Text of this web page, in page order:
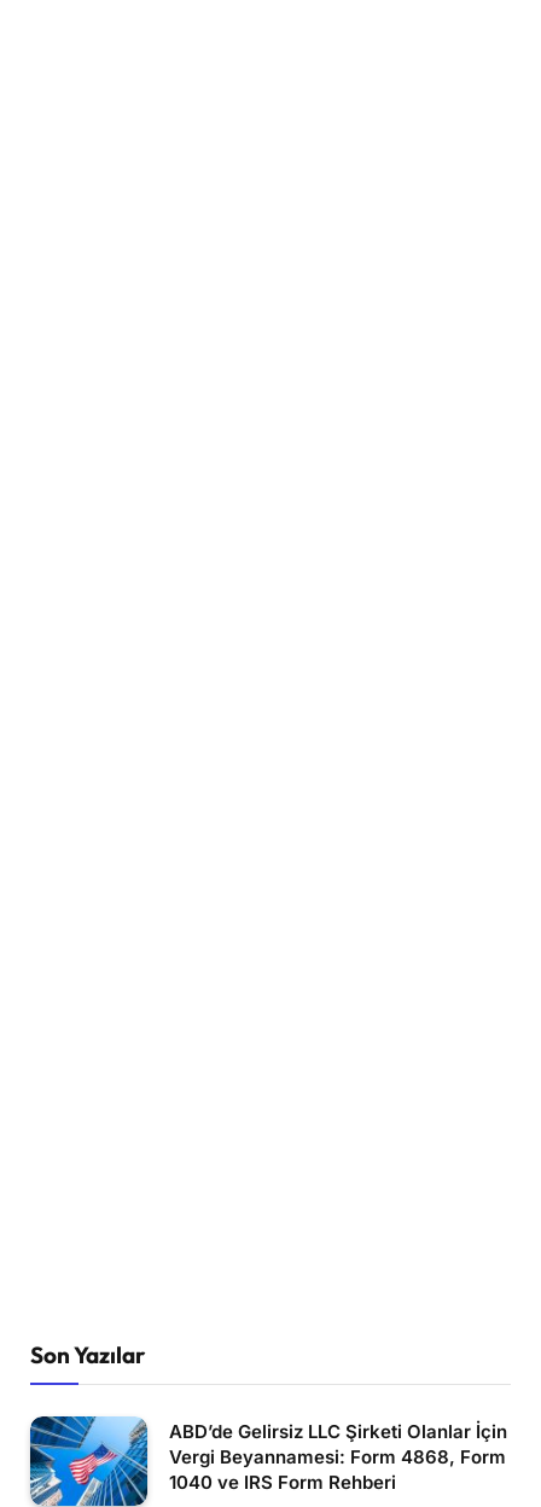
Son Yazılar
ABD’de Gelirsiz LLC Şirketi Olanlar İçin
Vergi Beyannamesi: Form 4868, Form
1040 ve IRS Form Rehberi